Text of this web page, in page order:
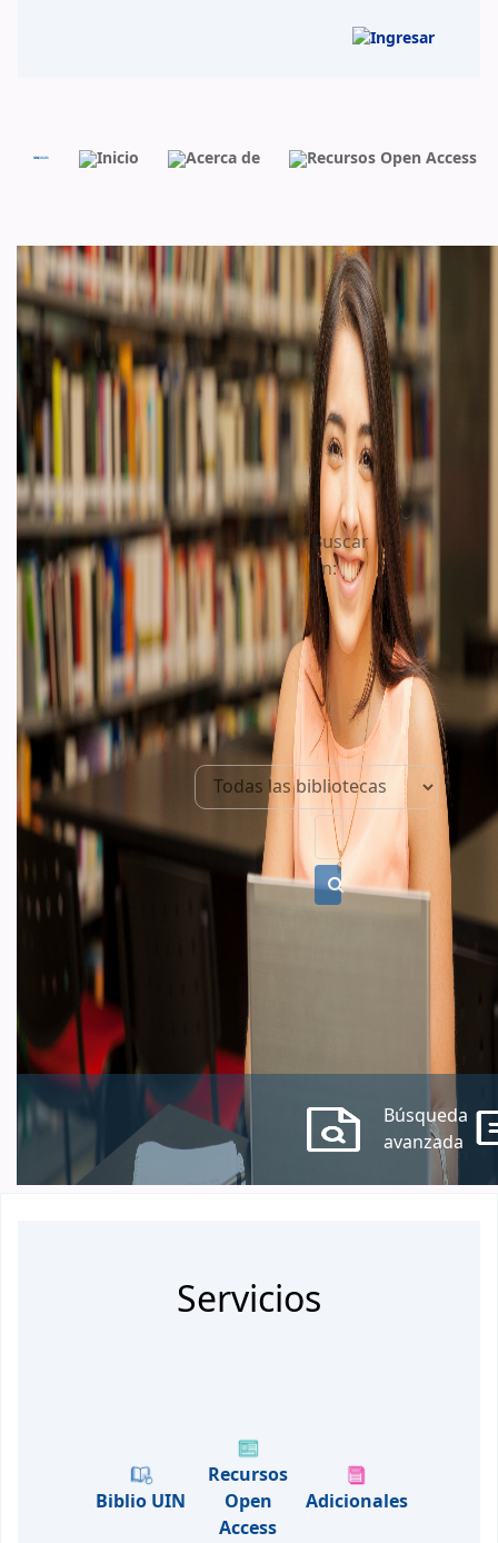
Recursos Open Access
Acerca de
Inicio
Buscar
en:
Cátalogo
de
bibliotecas
Biblioteca
Digital
Búsqueda
avanzada
Servicios
Biblio UIN
Recursos
Open
Access
Adicionales